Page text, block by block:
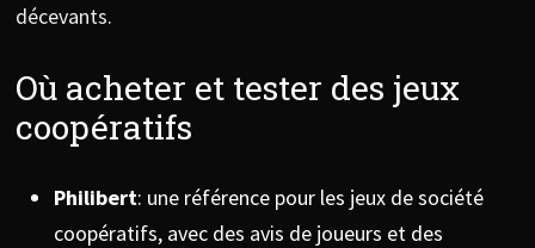
décevants.
Où acheter et tester des jeux
coopératifs
Philibert: une référence pour les jeux de société
coopératifs, avec des avis de joueurs et des